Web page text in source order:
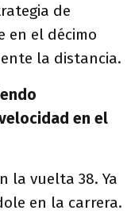
de
en el décimo
la distancia.
en el
la vuelta 38. Ya
en la carrera.